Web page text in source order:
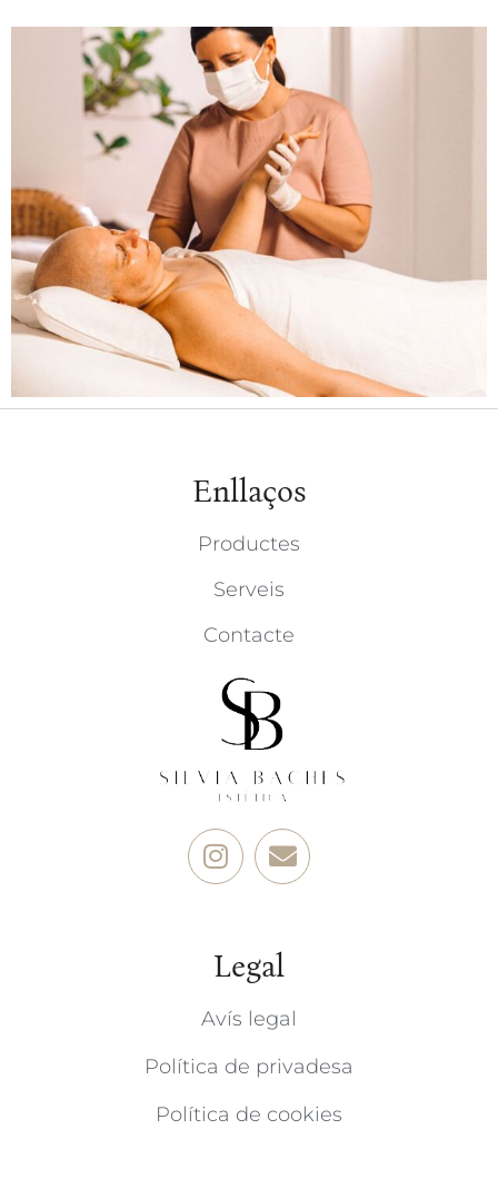
Enllaços
Productes
Serveis
Contacte
Legal
Avís legal
Política de privadesa
Política de cookies